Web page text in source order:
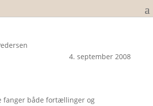
4. september 2008
fanger både fortællinger og